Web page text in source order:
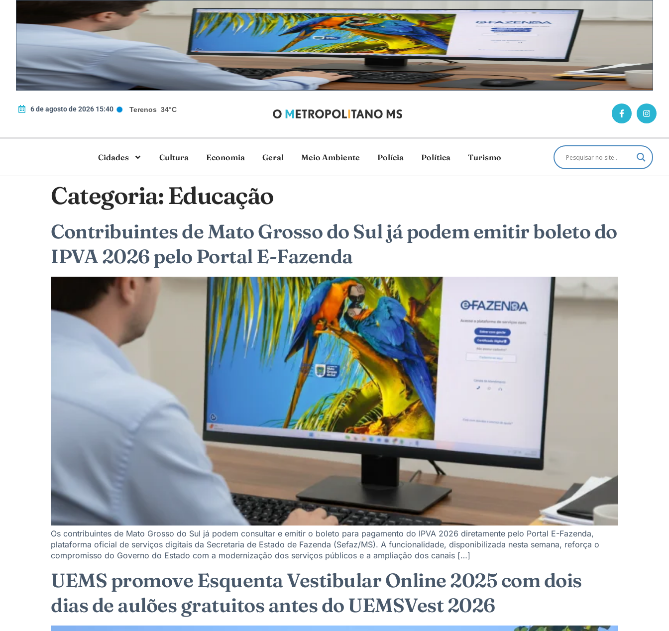
6 de agosto de 2026 15:40 Terenos 34°C
Cidades Cultura Economia Geral Meio Ambiente Polícia Política Turismo
Categoria:Educação
Contribuintes de Mato Grosso do Sul já podem emitir boleto do
IPVA 2026 pelo Portal E-Fazenda
Os contribuintes de Mato Grosso do Sul já podem consultar e emitir o boleto para pagamento do IPVA 2026 diretamente pelo Portal E-Fazenda,
plataforma oficial de serviços digitais da Secretaria de Estado de Fazenda (Sefaz/MS). A funcionalidade, disponibilizada nesta semana, reforça o
compromisso do Governo do Estado com a modernização dos serviços públicos e a ampliação dos canais […]
UEMS promove Esquenta Vestibular Online 2025 com dois
dias de aulões gratuitos antes do UEMSVest 2026